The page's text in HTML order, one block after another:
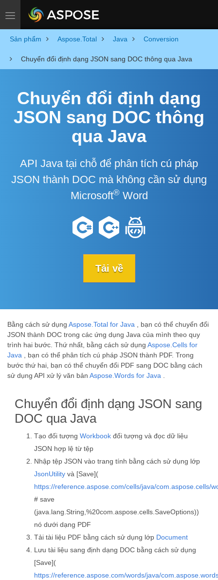
Toggle navigation
Sản phẩm Aspose.Total Java Conversion
Chuyển đổi định dạng JSON sang DOC thông qua Java
Chuyển đổi định dạng
JSON sang DOC thông
qua Java
API Java tại chỗ để phân tích cú pháp
JSON thành DOC mà không cần sử dụng
Microsoft®Word
Tải về
Bằng cách sử dụng Aspose.Total for Java , bạn có thể chuyển đổi
JSON thành DOC trong các ứng dụng Java của mình theo quy
trình hai bước. Thứ nhất, bằng cách sử dụng Aspose.Cells for
Java , bạn có thể phân tích cú pháp JSON thành PDF. Trong
bước thứ hai, bạn có thể chuyển đổi PDF sang DOC bằng cách
sử dụng API xử lý văn bản Aspose.Words for Java
Chuyển đổi định dạng JSON sang
DOC qua Java
Tạo đối tượng Workbook đối tượng và đọc dữ liệu
JSON hợp lệ từ tệp
Nhập tệp JSON vào trang tính bằng cách sử dụng lớp
JsonUtility và [Save](
https://reference.aspose.com/cells/java/com.aspose.cells/
# save
(java.lang.String,%20com.aspose.cells.SaveOptions))
nó dưới dạng PDF
Tải tài liệu PDF bằng cách sử dụng lớp Document
Lưu tài liệu sang định dạng DOC bằng cách sử dụng
[Save](
https://reference.aspose.com/words/java/